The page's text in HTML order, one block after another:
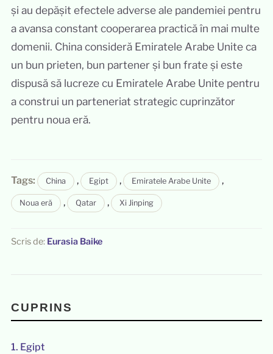
și au depășit efectele adverse ale pandemiei pentru
a avansa constant cooperarea practică în mai multe
domenii. China consideră Emiratele Arabe Unite ca
un bun prieten, bun partener și bun frate și este
dispusă să lucreze cu Emiratele Arabe Unite pentru
a construi un parteneriat strategic cuprinzător
pentru noua eră.
Tags: China , Egipt , Emiratele Arabe Unite ,
Noua eră , Qatar , Xi Jinping
Scris de: Eurasia Baike
CUPRINS
1. Egipt